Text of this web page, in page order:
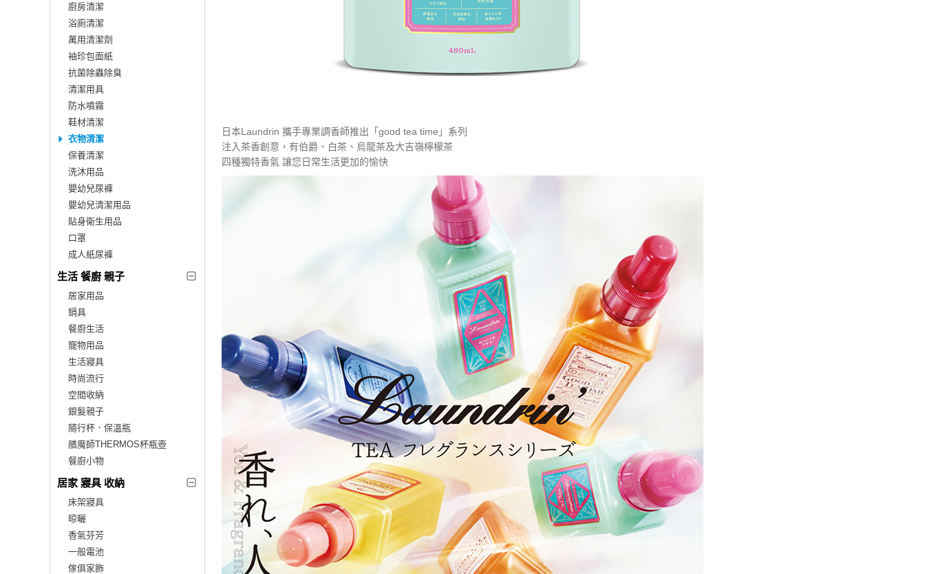
廚房清潔
浴廁清潔
萬用清潔劑
袖珍包面紙
抗菌除蟲除臭
清潔用具
防水噴霧
鞋材清潔
衣物清潔
保養清潔
洗沐用品
嬰幼兒尿褲
嬰幼兒清潔用品
貼身衛生用品
口罩
成人紙尿褲
生活 餐廚 親子
居家用品
鍋具
餐廚生活
寵物用品
生活寢具
時尚流行
空間收納
銀髮親子
隨行杯．保溫瓶
膳魔師THERMOS杯瓶壺
餐廚小物
居家 寢具 收納
床架寢具
晾曬
香氣芬芳
一般電池
傢俱家飾
日本Laundrin 攜手專業調香師推出「good tea time」系列
注入茶香創意，有伯爵、白茶、烏龍茶及大吉嶺檸檬茶
四種獨特香氣 讓您日常生活更加的愉快